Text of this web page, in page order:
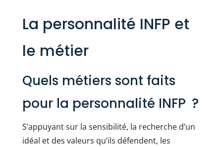
La personnalité INFP et
le métier
Quels métiers sont faits
pour la personnalité INFP ?
S’appuyant sur la sensibilité, la recherche d’un
idéal et des valeurs qu’ils défendent, les